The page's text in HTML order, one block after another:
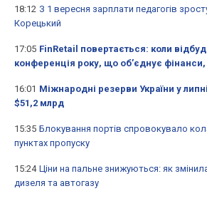
18:12 З 1 вересня зарплати педагогів
Корецький
17:05 FinRetail повертається: коли
конференція року, що об’єднує фінанси,
16:01 Міжнародні резерви України у
$51,2 млрд
15:35 Блокування портів спровокувало
пунктах пропуску
15:24 Ціни на пальне знижуються: як
дизеля та автогазу